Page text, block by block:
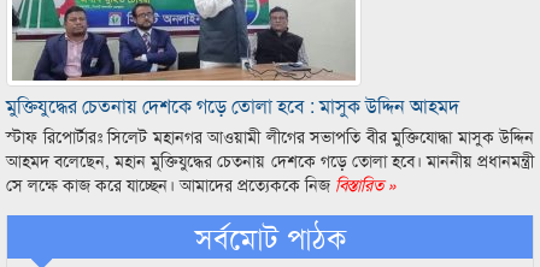
মুক্তিযুদ্ধের চেতনায় দেশকে গড়ে তোলা হবে : মাসুক উদ্দিন আহমদ
স্টাফ রিপোর্টারঃ সিলেট মহানগর আওয়ামী লীগের সভাপতি বীর মুক্তিযোদ্ধা মাসুক উদ্দিন
আহমদ বলেছেন, মহান মুক্তিযুদ্ধের চেতনায় দেশকে গড়ে তোলা হবে। মাননীয় প্রধানমন্ত্রী
সে লক্ষে কাজ করে যাচ্ছেন। আমাদের প্রত্যেককে নিজ বিস্তারিত »
সর্বমোট পাঠক